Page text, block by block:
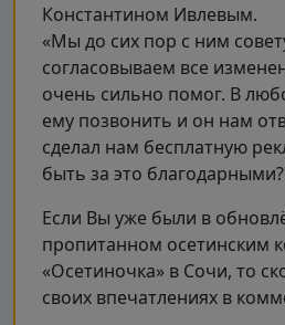
Константином Ивлевым.
«Мы до сих пор с ним
согласовываем все
очень сильно помог. В
ему позвонить и он нам
сделал нам бесплатную
быть за это
Если Вы уже были в
пропитанном осетинским
«Осетиночка» в Сочи, то
своих впечатлениях в